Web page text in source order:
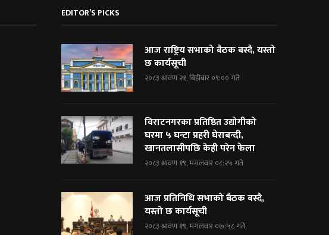
EDITOR’S PICKS
आज राष्ट्रिय सभाको बैठक बस्दै, यस्तो
छ कार्यसूची
२०८३ श्रावण २१, बिहीबार ०९:०० गते
विराटनगरका प्रतिष्ठित उद्योगीको
घरमा ५ घन्टा प्रहरी घेराबन्दी,
खानतलासीपछि केही परेन फेला
२०८३ श्रावण १९, मंगलवार ०८:२५ गते
आज प्रतिनिधि सभाको बैठक बस्दै,
यस्तो छ कार्यसूची
२०८३ श्रावण १९, मंगलवार ०७:५८ गते